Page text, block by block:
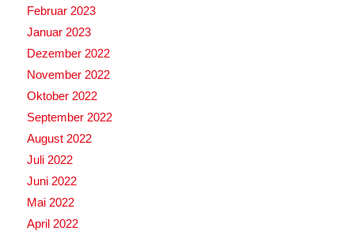
Februar 2023
Januar 2023
Dezember 2022
November 2022
Oktober 2022
September 2022
August 2022
Juli 2022
Juni 2022
Mai 2022
April 2022